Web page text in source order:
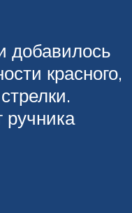
добавилось
красного,